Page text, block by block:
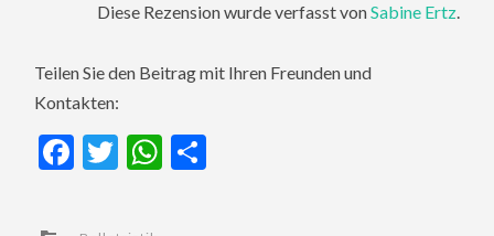
Diese Rezension wurde verfasst vonSabine Ertz.
Teilen Sie den Beitrag mit Ihren Freunden und
Kontakten:
Facebook
TwitterWhatsApp